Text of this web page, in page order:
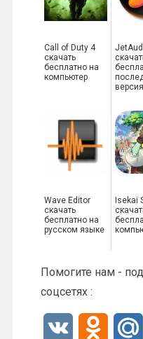
Call of Duty 4
скачать
бесплатно на
компьютер
версия
Wave Editor
скачать
бесплатно на
русском языке
Isekai
Помогите нам -
соцсетях :